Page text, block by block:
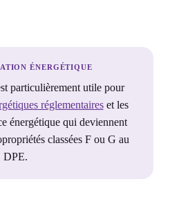
ÉNERGÉTIQUE
particulièrement utile pour
réglementaireset les
énergétique qui deviennent
classées F ou G au
DPE.